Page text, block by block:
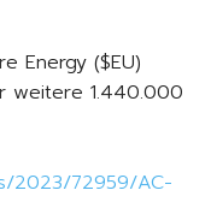
Energy ($EU)
weitere 1.440.000
2023/72959/AC-